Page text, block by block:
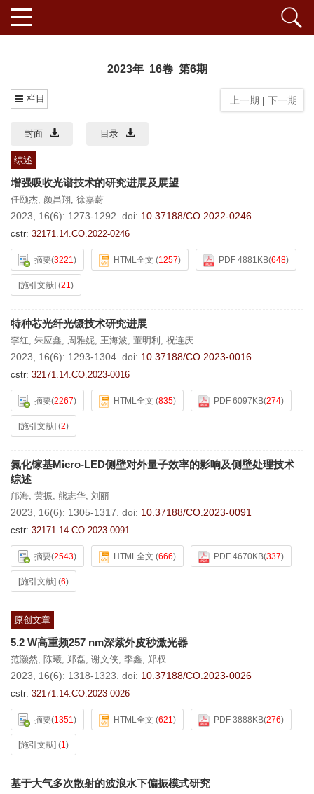
2023年 16卷 第6期
栏目 上一期 | 下一期
封面 目录
综述
增强吸收光谱技术的研究进展及展望
任颐杰, 颜昌翔, 徐嘉蔚
2023, 16(6): 1273-1292. doi: 10.37188/CO.2022-0246
cstr: 32171.14.CO.2022-0246
摘要(3221) HTML全文 (1257) PDF 4881KB(648)
[施引文献] (21)
特种芯光纤光镊技术研究进展
李红, 朱应鑫, 周雅妮, 王海波, 董明利 , 祝连庆
2023, 16(6): 1293-1304. doi: 10.37188/CO.2023-0016
cstr: 32171.14.CO.2023-0016
摘要(2267) HTML全文 (835) PDF 6097KB(274)
[施引文献] (2)
氮化镓基Micro-LED侧壁对外量子效率的影响及侧壁处理技术
综述
邝海, 黄振, 熊志华, 刘丽
2023, 16(6): 1305-1317. doi: 10.37188/CO.2023-0091
cstr: 32171.14.CO.2023-0091
摘要(2543) HTML全文 (666) PDF 4670KB(337)
[施引文献] (6)
原创文章
5.2 W高重频257 nm深紫外皮秒激光器
范灏然, 陈曦, 郑磊, 谢文侠, 季鑫, 郑权
2023, 16(6): 1318-1323. doi: 10.37188/CO.2023-0026
cstr: 32171.14.CO.2023-0026
摘要(1351) HTML全文 (621) PDF 3888KB(276)
[施引文献] (1)
基于大气多次散射的波浪水下偏振模式研究